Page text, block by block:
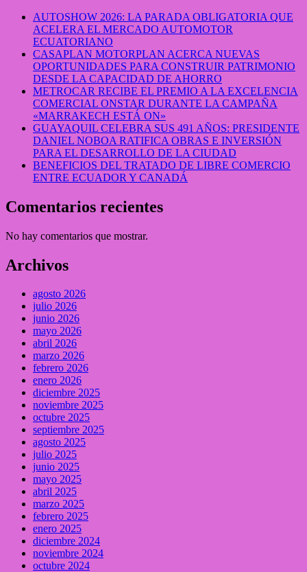
AUTOSHOW 2026: LA PARADA OBLIGATORIA QUE
ACELERA EL MERCADO AUTOMOTOR
ECUATORIANO
CASAPLAN MOTORPLAN ACERCA NUEVAS
OPORTUNIDADES PARA CONSTRUIR PATRIMONIO
DESDE LA CAPACIDAD DE AHORRO
METROCAR RECIBE EL PREMIO A LA EXCELENCIA
COMERCIAL ONSTAR DURANTE LA CAMPAÑA
«MARRAKECH ESTÁ ON»
GUAYAQUIL CELEBRA SUS 491 AÑOS: PRESIDENTE
DANIEL NOBOA RATIFICA OBRAS E INVERSIÓN
PARA EL DESARROLLO DE LA CIUDAD
BENEFICIOS DEL TRATADO DE LIBRE COMERCIO
ENTRE ECUADOR Y CANADÁ
Comentarios recientes
No hay comentarios que mostrar.
Archivos
agosto 2026
julio 2026
junio 2026
mayo 2026
abril 2026
marzo 2026
febrero 2026
enero 2026
diciembre 2025
noviembre 2025
octubre 2025
septiembre 2025
agosto 2025
julio 2025
junio 2025
mayo 2025
abril 2025
marzo 2025
febrero 2025
enero 2025
diciembre 2024
noviembre 2024
octubre 2024